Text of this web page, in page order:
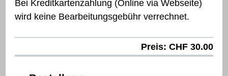
Bei Kreditkartenzahlung (Online via Webseite)
wird keine Bearbeitungsgebühr verrechnet.
Preis: CHF 30.00